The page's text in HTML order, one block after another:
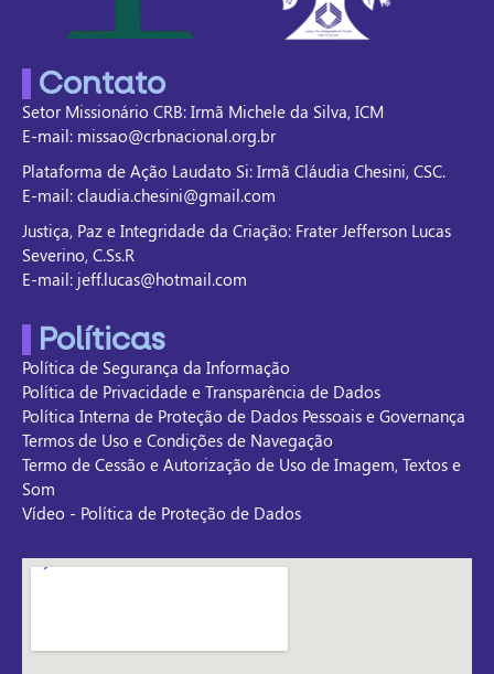
Contato
Setor Missionário CRB: Irmã Michele da Silva, ICM
E-mail: missao@crbnacional.org.br
Plataforma de Ação Laudato Si: Irmã Cláudia Chesini, CSC.
E-mail: claudia.chesini@gmail.com
Justiça, Paz e Integridade da Criação: Frater Jefferson Lucas
Severino, C.Ss.R
E-mail: jeff.lucas@hotmail.com
Políticas
Política de Segurança da Informação
Política de Privacidade e Transparência de Dados
Política Interna de Proteção de Dados Pessoais e Governança
Termos de Uso e Condições de Navegação
Termo de Cessão e Autorização de Uso de Imagem, Textos e
Som
Vídeo - Política de Proteção de Dados